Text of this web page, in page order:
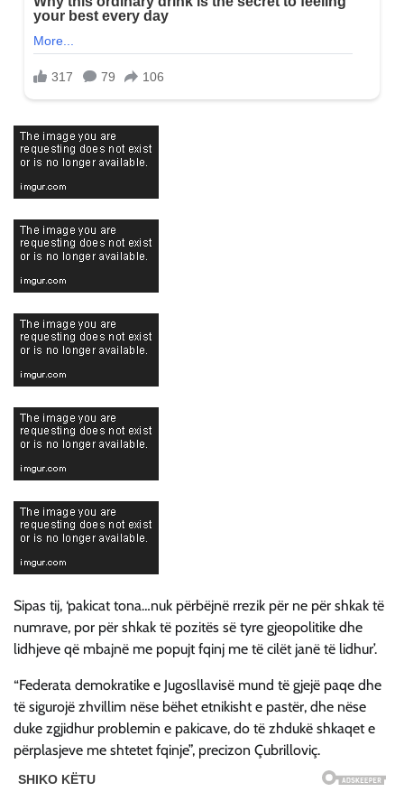
Sipas tij, ‘pakicat tona…nuk përbëjnë rrezik për ne për shkak të
numrave, por për shkak të pozitës së tyre gjeopolitike dhe
lidhjeve që mbajnë me popujt fqinj me të cilët janë të lidhur’.
“Federata demokratike e Jugosllavisë mund të gjejë paqe dhe
të sigurojë zhvillim nëse bëhet etnikisht e pastër, dhe nëse
duke zgjidhur problemin e pakicave, do të zhdukë shkaqet e
përplasjeve me shtetet fqinje”, precizon Çubrilloviç.